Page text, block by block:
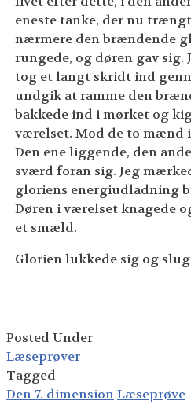
eneste tanke, der nu
nærmere den brændende
rungede, og døren gav sig.
tog et langt skridt ind
undgik at ramme den
bakkede ind i mørket og
værelset. Mod de to mænd
Den ene liggende, den
sværd foran sig. Jeg
gloriens energiudladning
Døren i værelset knagede
et smæld.
Glorien lukkede sig og
Posted Under
Læseprøver
Tagged
Den 7. dimensionLæseprøve